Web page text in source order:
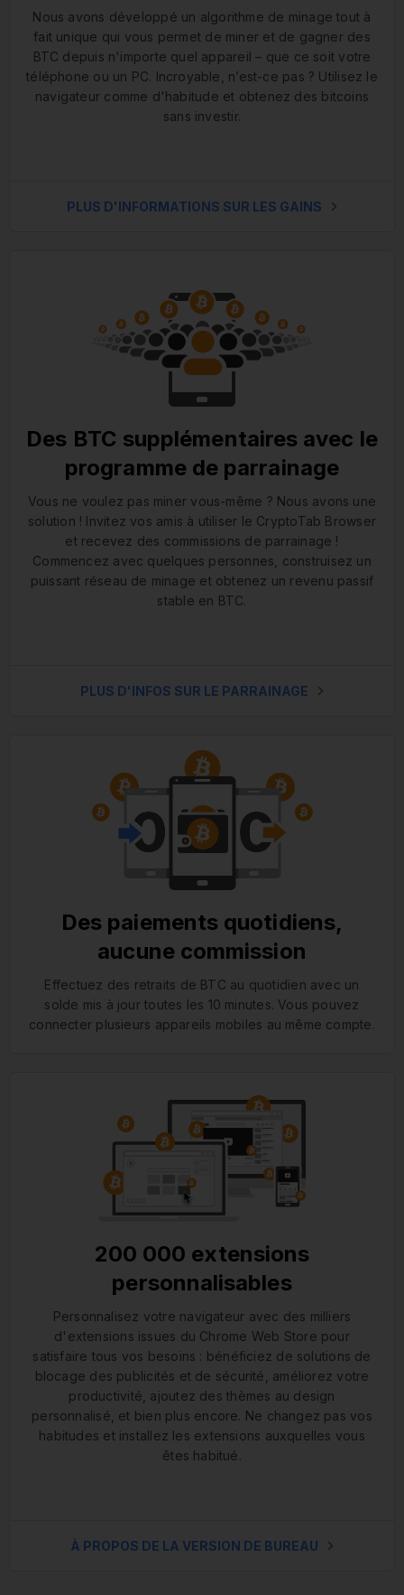
Nous avons développé un algorithme de minage tout à
fait unique qui vous permet de miner et de gagner des
BTC depuis n'importe quel appareil – que ce soit votre
téléphone ou un PC. Incroyable, n’est-ce pas ? Utilisez le
navigateur comme d'habitude et obtenez des bitcoins
sans investir.
PLUS D'INFORMATIONS SUR LES GAINS
Des BTC supplémentaires avec le
programme de parrainage
Vous ne voulez pas miner vous-même ? Nous avons une
solution ! Invitez vos amis à utiliser le CryptoTab Browser
et recevez des commissions de parrainage !
Commencez avec quelques personnes, construisez un
puissant réseau de minage et obtenez un revenu passif
stable en BTC.
PLUS D'INFOS SUR LE PARRAINAGE
Des paiements quotidiens,
aucune commission
Effectuez des retraits de BTC au quotidien avec un
solde mis à jour toutes les 10 minutes. Vous pouvez
connecter plusieurs appareils mobiles au même compte.
200 000 extensions
personnalisables
Personnalisez votre navigateur avec des milliers
d'extensions issues du Chrome Web Store pour
satisfaire tous vos besoins : bénéficiez de solutions de
blocage des publicités et de sécurité, améliorez votre
productivité, ajoutez des thèmes au design
personnalisé, et bien plus encore. Ne changez pas vos
habitudes et installez les extensions auxquelles vous
êtes habitué.
À PROPOS DE LA VERSION DE BUREAU